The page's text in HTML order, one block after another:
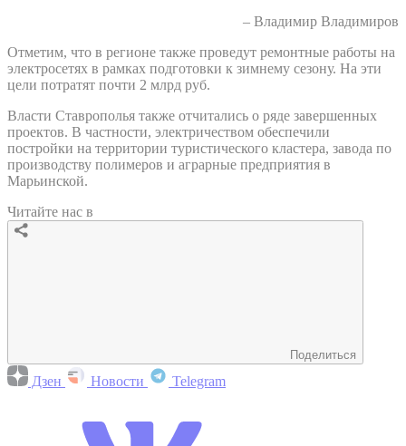
– Владимир Владимиров
Отметим, что в регионе также проведут ремонтные работы на
электросетях в рамках подготовки к зимнему сезону. На эти
цели потратят почти 2 млрд руб.
Власти Ставрополья также отчитались о ряде завершенных
проектов. В частности, электричеством обеспечили
постройки на территории туристического кластера, завода по
производству полимеров и аграрные предприятия в
Марьинской.
Читайте нас в
Поделиться
Дзен Новости Telegram